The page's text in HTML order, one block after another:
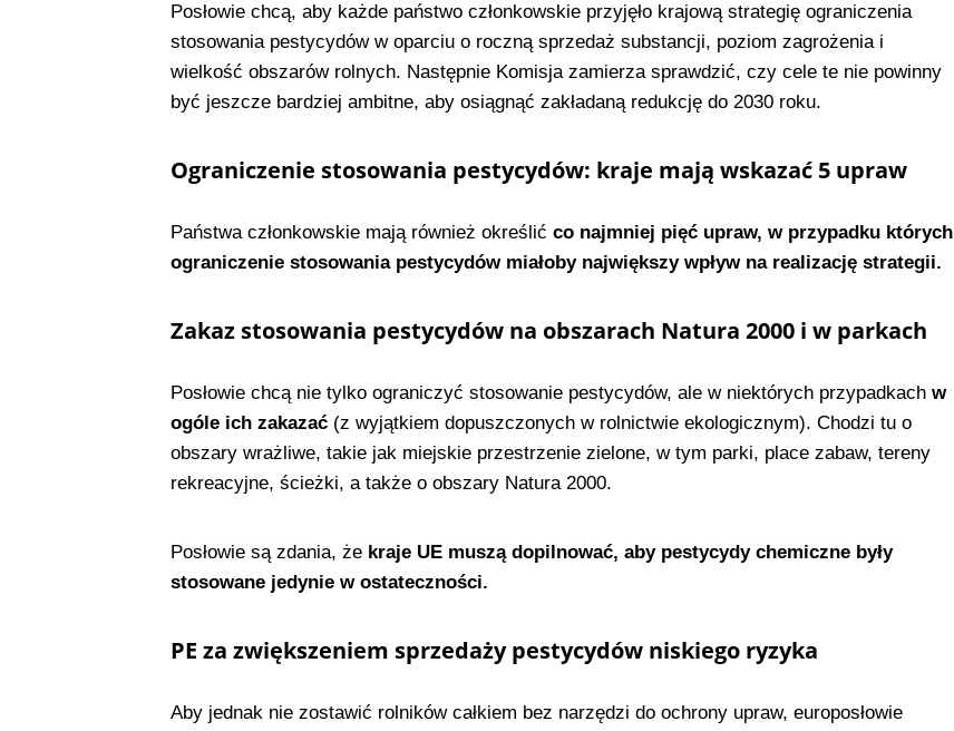
Posłowie chcą, aby każde państwo członkowskie przyjęło krajową strategię ograniczenia
stosowania pestycydów w oparciu o roczną sprzedaż substancji, poziom zagrożenia i
wielkość obszarów rolnych. Następnie Komisja zamierza sprawdzić, czy cele te nie powinny
być jeszcze bardziej ambitne, aby osiągnąć zakładaną redukcję do 2030 roku.
Ograniczenie stosowania pestycydów: kraje mają wskazać 5 upraw
Państwa członkowskie mają również określić co najmniej pięć upraw, w przypadku których
ograniczenie stosowania pestycydów miałoby największy wpływ na realizację strategii.
Zakaz stosowania pestycydów na obszarach Natura 2000 i w parkach
Posłowie chcą nie tylko ograniczyć stosowanie pestycydów, ale w niektórych przypadkach w
ogóle ich zakazać(z wyjątkiem dopuszczonych w rolnictwie ekologicznym). Chodzi tu o
obszary wrażliwe, takie jak miejskie przestrzenie zielone, w tym parki, place zabaw, tereny
rekreacyjne, ścieżki, a także o obszary Natura 2000.
Posłowie są zdania, żekraje UE muszą dopilnować, aby pestycydy chemiczne były
stosowane jedynie w ostateczności.
PE za zwiększeniem sprzedaży pestycydów niskiego ryzyka
Aby jednak nie zostawić rolników całkiem bez narzędzi do ochrony upraw, europosłowie